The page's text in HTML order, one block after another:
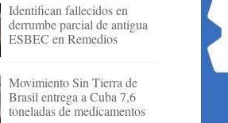
Identifican fallecidos en
derrumbe parcial de antigua
ESBEC en Remedios
Movimiento Sin Tierra de
Brasil entrega a Cuba 7,6
toneladas de medicamentos